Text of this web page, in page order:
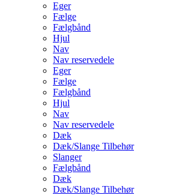
Eger
Fælge
Fælgbånd
Hjul
Nav
Nav reservedele
Eger
Fælge
Fælgbånd
Hjul
Nav
Nav reservedele
Dæk
Dæk/Slange Tilbehør
Slanger
Fælgbånd
Dæk
Dæk/Slange Tilbehør